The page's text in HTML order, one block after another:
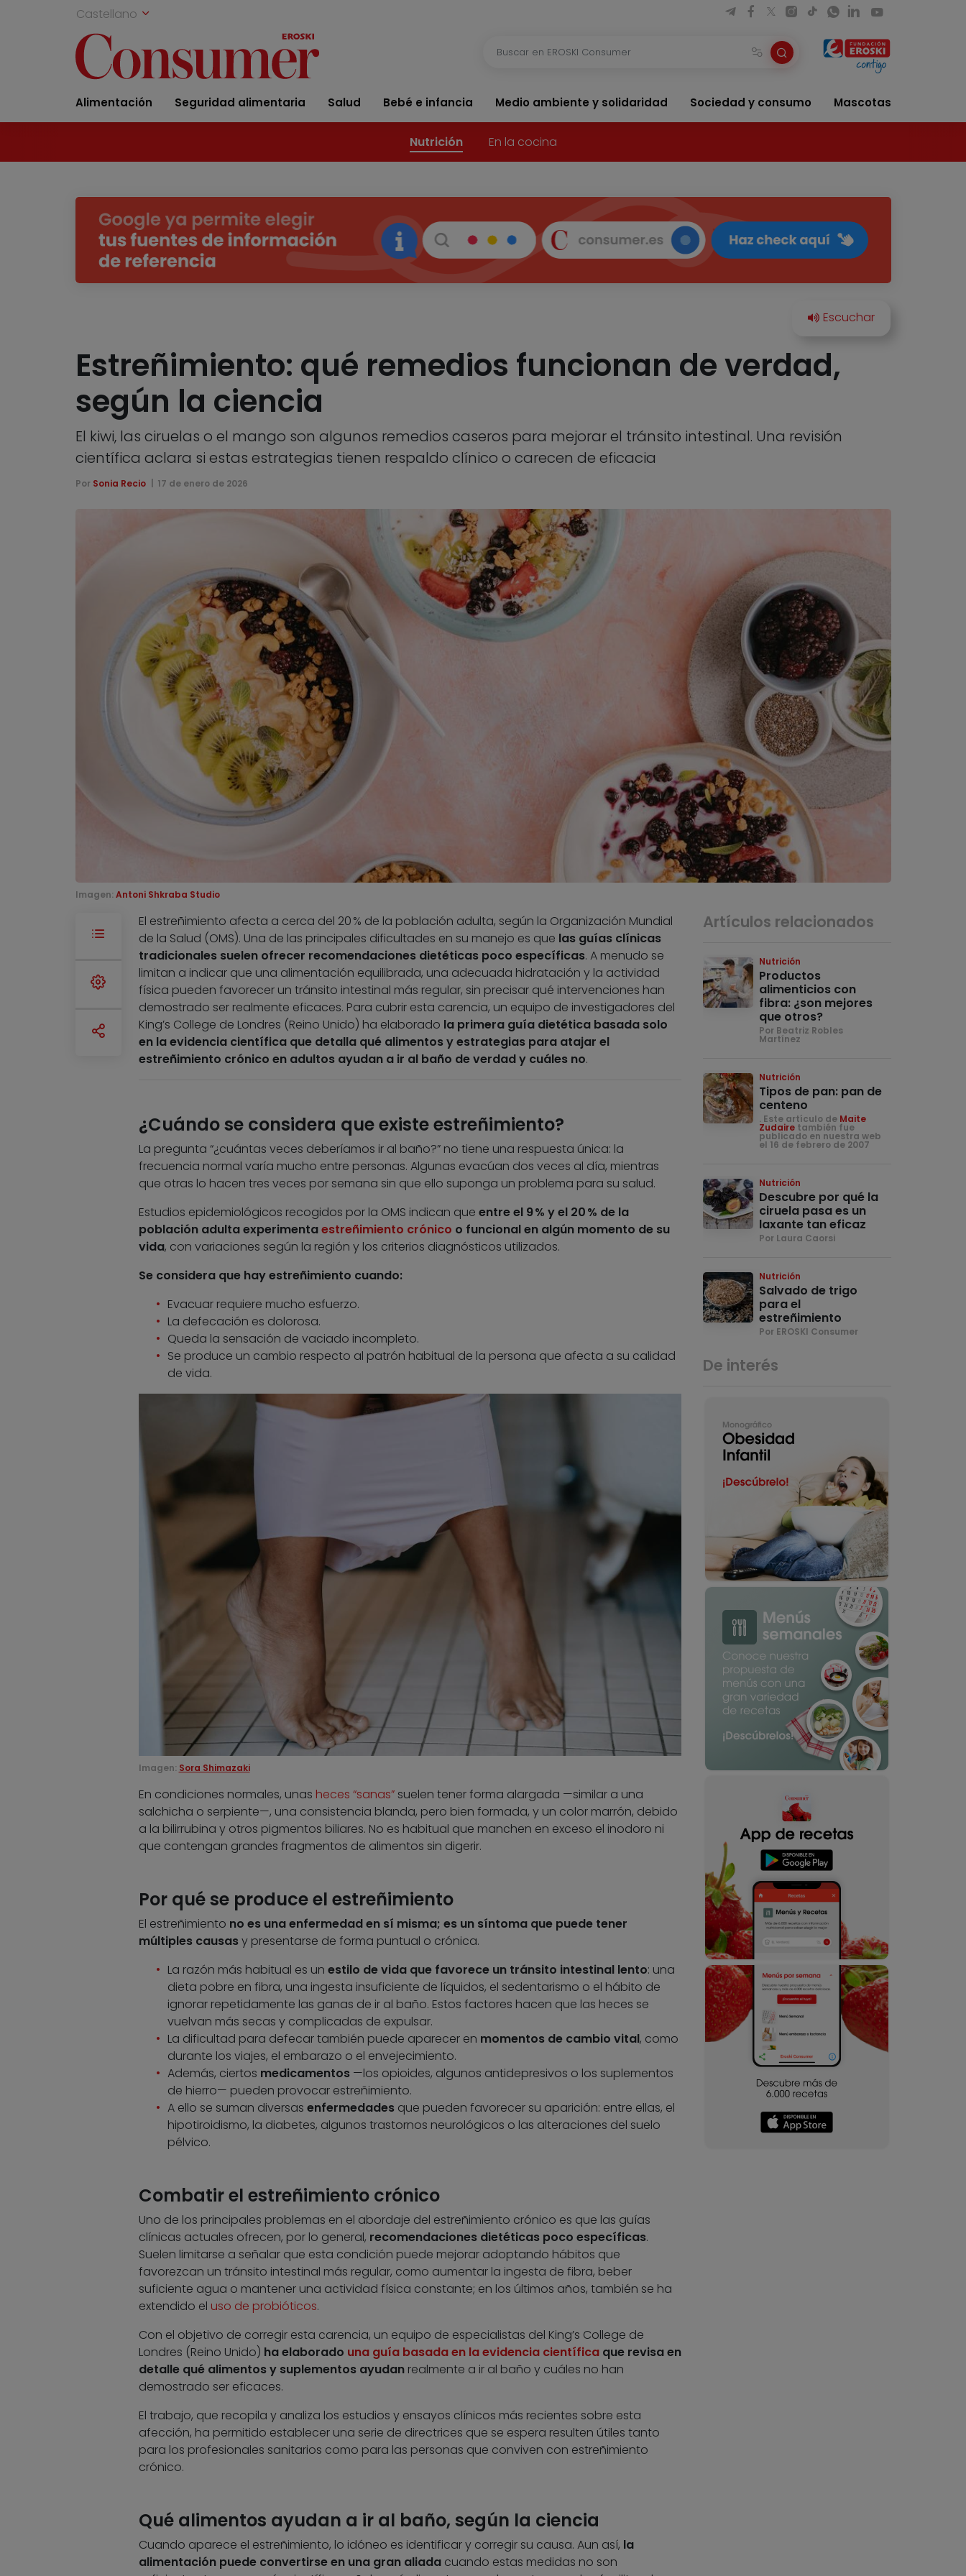
Castellano
Alimentación Seguridad alimentaria Salud Bebé e infancia Medio ambiente y solidaridad Sociedad y consumo Mascotas
Nutrición En la cocina
Estreñimiento: qué remedios funcionan de verdad,
según la ciencia
El kiwi, las ciruelas o el mango son algunos remedios caseros para mejorar el tránsito intestinal. Una revisión
científica aclara si estas estrategias tienen respaldo clínico o carecen de eficacia
Por Sonia Recio 17 de enero de 2026
Imagen: Antoni Shkraba Studio
El estreñimiento afecta a cerca del 20 % de la población adulta, según la Organización Mundial
de la Salud (OMS). Una de las principales dificultades en su manejo es que las guías clínicas
tradicionales suelen ofrecer recomendaciones dietéticas poco específicas. A menudo se
limitan a indicar que una alimentación equilibrada, una adecuada hidratación y la actividad
física pueden favorecer un tránsito intestinal más regular, sin precisar qué intervenciones han
demostrado ser realmente eficaces. Para cubrir esta carencia, un equipo de investigadores del
King’s College de Londres (Reino Unido) ha elaborado la primera guía dietética basada solo
en la evidencia científica que detalla qué alimentos y estrategias para atajar el
estreñimiento crónico en adultos ayudan a ir al baño de verdady cuáles no.
¿Cuándo se considera que existe estreñimiento?
La pregunta “¿cuántas veces deberíamos ir al baño?” no tiene una respuesta única: la
frecuencia normal varía mucho entre personas. Algunas evacúan dos veces al día, mientras
que otras lo hacen tres veces por semana sin que ello suponga un problema para su salud.
Estudios epidemiológicos recogidos por la OMS indican que entre el 9 % y el 20 % de la
población adulta experimentaestreñimiento crónico o funcional en algún momento de su
vida, con variaciones según la región y los criterios diagnósticos utilizados.
Se considera que hay estreñimiento cuando:
Evacuar requiere mucho esfuerzo.
La defecación es dolorosa.
Queda la sensación de vaciado incompleto.
Se produce un cambio respecto al patrón habitual de la persona que afecta a su calidad
de vida.
Imagen: Sora Shimazaki
En condiciones normales, unas heces “sanas”suelen tener forma alargada —similar a una
salchicha o serpiente—, una consistencia blanda, pero bien formada, y un color marrón, debido
a la bilirrubina y otros pigmentos biliares. No es habitual que manchen en exceso el inodoro ni
que contengan grandes fragmentos de alimentos sin digerir.
Por qué se produce el estreñimiento
El estreñimiento no es una enfermedad en sí misma; es un síntoma que puede tener
múltiples causasy presentarse de forma puntual o crónica.
La razón más habitual es un estilo de vida que favorece un tránsito intestinal lento: una
dieta pobre en fibra, una ingesta insuficiente de líquidos, el sedentarismo o el hábito de
ignorar repetidamente las ganas de ir al baño. Estos factores hacen que las heces se
vuelvan más secas y complicadas de expulsar.
La dificultad para defecar también puede aparecer en momentos de cambio vital, como
durante los viajes, el embarazo o el envejecimiento.
Además, ciertos medicamentos —los opioides, algunos antidepresivos o los suplementos
de hierro— pueden provocar estreñimiento.
A ello se suman diversas enfermedades que pueden favorecer su aparición: entre ellas, el
hipotiroidismo, la diabetes, algunos trastornos neurológicos o las alteraciones del suelo
pélvico.
Combatir el estreñimiento crónico
Uno de los principales problemas en el abordaje del estreñimiento crónico es que las guías
clínicas actuales ofrecen, por lo general, recomendaciones dietéticas poco específicas.
Suelen limitarse a señalar que esta condición puede mejorar adoptando hábitos que
favorezcan un tránsito intestinal más regular, como aumentar la ingesta de fibra, beber
suficiente agua o mantener una actividad física constante; en los últimos años, también se ha
extendido el uso de probióticos.
Con el objetivo de corregir esta carencia, un equipo de especialistas del King’s College de
Londres (Reino Unido) ha elaborado una guía basada en la evidencia científicaque revisa en
detalle qué alimentos y suplementos ayudanrealmente a ir al baño y cuáles no han
demostrado ser eficaces.
El trabajo, que recopila y analiza los estudios y ensayos clínicos más recientes sobre esta
afección, ha permitido establecer una serie de directrices que se espera resulten útiles tanto
para los profesionales sanitarios como para las personas que conviven con estreñimiento
crónico.
Qué alimentos ayudan a ir al baño, según la ciencia
Cuando aparece el estreñimiento, lo idóneo es identificar y corregir su causa. Aun así, la
alimentación puede convertirse en una gran aliadacuando estas medidas no son
Artículos relacionados
Nutrición
Productos
alimenticios con
fibra: ¿son mejores
que otros?
Por Beatriz Robles
Martínez
Nutrición
Tipos de pan: pan de
centeno
. Este artículo de Maite
Zudaire también fue
publicado en nuestra web
el 16 de febrero de 2007
Nutrición
Descubre por qué la
ciruela pasa es un
laxante tan eficaz
Por Laura Caorsi
Nutrición
Salvado de trigo
para el
estreñimiento
Por EROSKI Consumer
De interés